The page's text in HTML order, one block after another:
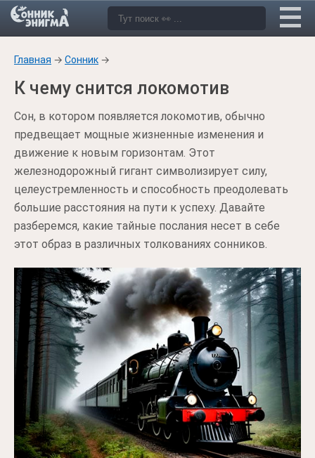
Главная → Сонник →
К чему снится локомотив
Сон, в котором появляется локомотив, обычно
предвещает мощные жизненные изменения и
движение к новым горизонтам. Этот
железнодорожный гигант символизирует силу,
целеустремленность и способность преодолевать
большие расстояния на пути к успеху. Давайте
разберемся, какие тайные послания несет в себе
этот образ в различных толкованиях сонников.